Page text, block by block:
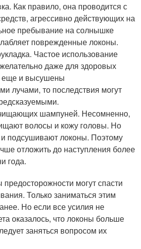
Как правило, она проводится с
агрессивно действующих на
пребывание на солнышке
поврежденные локоны.
Частое использование
даже для здоровых
еще и высушены
лучами, то последствия могут
шампуней. Несомненно,
волосы и кожу головы. Но
подсушивают локоны. Поэтому
отложить до наступления более
года.
могут спасти
Только заниматься этим
Но если все усилия не
оказалось, что локоны больше
заняться вопросом их